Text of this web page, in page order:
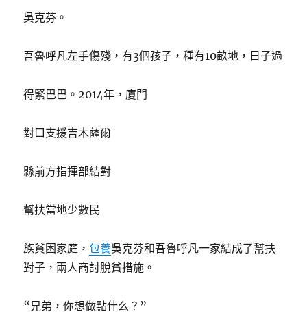
吳克芬。
吾魯呼凡左手傷殘，有3個孩子，種有10畝地，日子過
得緊巴巴。2014年，廈門
對口支援吉木薩爾
縣前方指揮部結對
幫扶當地少數民
族貧困家庭，包養吳克芬和吾魯呼凡一家結成了幫扶
對子，兩人商討脫貧措施。
“兄弟，你想做點什么？”